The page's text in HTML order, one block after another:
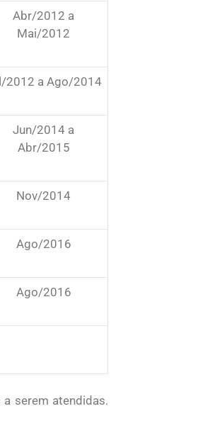
Abr/2012 a
Mai/2012
2012 a Ago/2014
Jun/2014 a
Abr/2015
Nov/2014
Ago/2016
Ago/2016
serem atendidas.